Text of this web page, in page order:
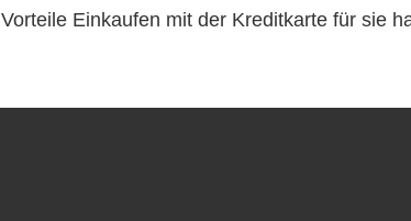
Vorteile Einkaufen mit der Kreditkarte für sie